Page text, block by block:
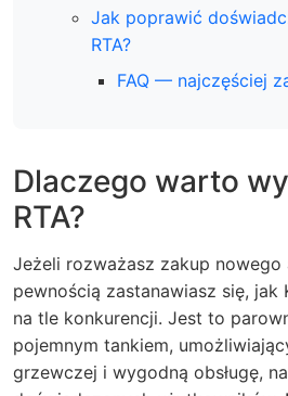
Jak poprawić
RTA?
FAQ — najczęściej
Dlaczego warto
RTA?
Jeżeli rozważasz zakup nowego
pewnością zastanawiasz się, jak
na tle konkurencji. Jest to
pojemnym tankiem,
grzewczej i wygodną obsługę,